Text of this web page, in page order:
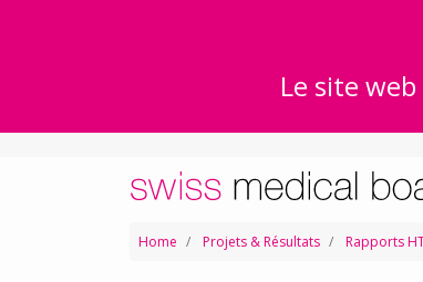
Le site
Home Projets & Résultats Rapports